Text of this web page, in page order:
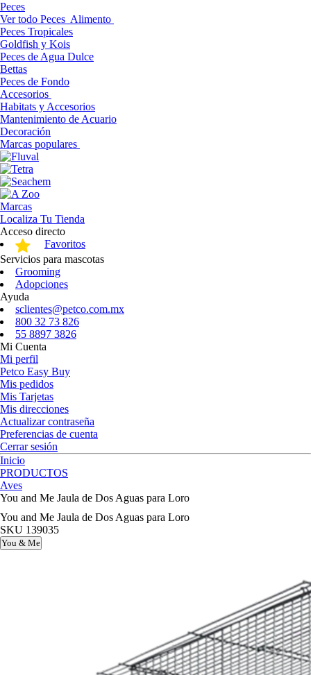
Peces
Ver todo Peces Alimento
Peces Tropicales
Goldfish y Kois
Peces de Agua Dulce
Bettas
Peces de Fondo
Accesorios
Habitats y Accesorios
Mantenimiento de Acuario
Decoración
Marcas populares
Marcas
Localiza Tu Tienda
Acceso directo
Favoritos
Servicios para mascotas
Grooming
Adopciones
Ayuda
sclientes@petco.com.mx
800 32 73 826
55 8897 3826
Mi Cuenta
Mi perfil
Petco Easy Buy
Mis pedidos
Mis Tarjetas
Mis direcciones
Actualizar contraseña
Preferencias de cuenta
Cerrar sesión
Inicio
PRODUCTOS
Aves
You and Me Jaula de Dos Aguas para Loro
You and Me Jaula de Dos Aguas para Loro
SKU 139035
You & Me